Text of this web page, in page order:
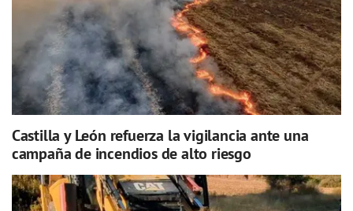
Castilla y León refuerza la vigilancia ante una
campaña de incendios de alto riesgo